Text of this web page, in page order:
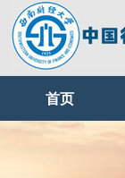
首页